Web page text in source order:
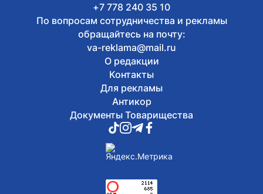
+7 778 240 35 10
По вопросам сотрудничества и рекламы
обращайтесь на почту:
va-reklama@mail.ru
О редакции
Контакты
Для рекламы
Антикор
Документы Товарищества